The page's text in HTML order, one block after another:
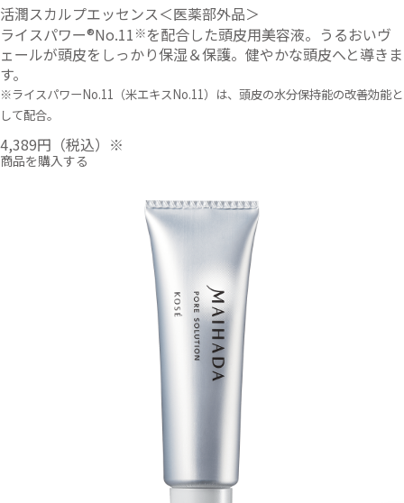
活潤スカルプエッセンス＜医薬部外品＞
ライスパワー®No.11 ※を配合した頭皮用美容液。うるおいヴ
ェールが頭皮をしっかり保湿＆保護。健やかな頭皮へと導きま
す。
※ライスパワーNo.11（米エキスNo.11）は、頭皮の水分保持能の改善効能と
して配合。
4,389円 （税込）※
商品を購入する